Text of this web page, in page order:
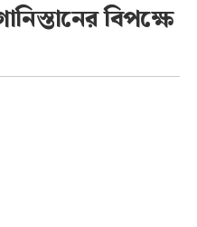
বিপক্ষে